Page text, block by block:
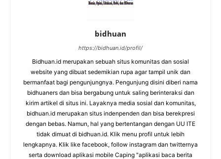
bidhuan
https://bidhuan.id/profil/
Bidhuan.id merupakan sebuah situs komunitas dan sosial
website yang dibuat sedemikian rupa agar tampil unik dan
bermanfaat bagi pengunjungnya. Pengunjung disini diberi nama
bidhuaners dan bisa bergabung untuk saling berinteraksi dan
kirim artikel di situs ini. Layaknya media sosial dan komunitas,
bidhuan.id merupakan situs indenpenden dan bisa berekpresi
dengan bebas. Namun, hal yang bertentangan dengan UU ITE
tidak dimuat di bidhuan.id. Klik menu profil untuk lebih
lengkapnya. Klik like facebook, follow instagram dan twitternya
serta download aplikasi mobile Caping "aplikasi baca berita